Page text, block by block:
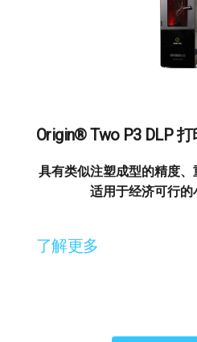
Origin® Two P3 DLP
具有类似注塑成型的精度、
适用于经济可行的
了解更多